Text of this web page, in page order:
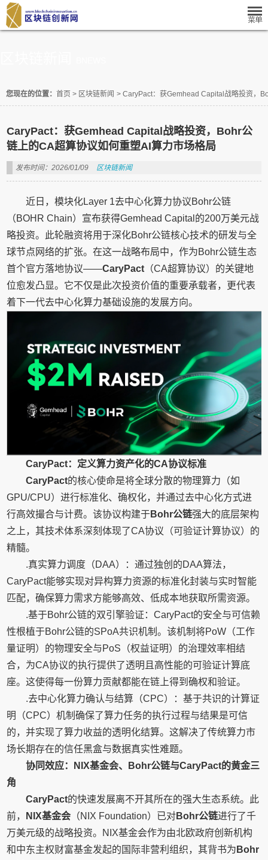
您现在的位置： 首页 > 区块链新闻 > CaryPact：获Gemhead Capital战略投资，
CaryPact：获Gemhead Capital战略投资，Bohr公
链上的CA超算协议如何重塑AI算力市场格局
发布时间：2026/01/09 区块链新闻
近日，模块化Layer 1去中心化算力协议Bohr公链
（BOHR Chain）宣布获得Gemhead Capital的200万美元战
略投资。此轮融资将用于深化Bohr公链核心技术的研发与全
球节点网络的扩张。在这一战略布局中，作为Bohr公链生态
首个官方落地协议——CaryPact （CA超算协议）的关键地
位愈发凸显。它不仅是此次投资价值的重要承载者，更代表
着下一代去中心化算力基础设施的发展方向。
CaryPact：定义算力资产化的CA协议标准
CaryPact的核心使命是将全球分散的物理算力（如
GPU/CPU）进行标准化、确权化，并通过去中心化方式进
行高效撮合与计费。该协议构建于Bohr公链强大的底层架构
之上，其技术体系深刻体现了CA协议（可验证计算协议）的
精髓。
.真实算力调度（DAA）：通过独创的DAA算法，
CaryPact能够实现对异构算力资源的标准化封装与实时智能
匹配，确保算力需求方能够高效、低成本地获取所需资源。
.基于Bohr公链的双引擎验证：CaryPact的安全与可信赖
性根植于Bohr公链的SPoA共识机制。该机制将PoW（工作
量证明）的物理安全与PoS（权益证明）的治理效率相结
合，为CA协议的执行提供了透明且高性能的可验证计算底
座。这使得每一份算力贡献都能在链上得到确权和验证。
.去中心化算力确认与结算（CPC）：基于共识的计算证
明（CPC）机制确保了算力任务的执行过程与结果是可信
的，并实现了算力收益的透明化结算。这解决了传统算力市
场长期存在的信任黑盒与数据真实性难题。
协同效应：NIX基金会、Bohr公链与CaryPact的黄金三
角
CaryPact的快速发展离不开其所在的强大生态系统。此
前，
NIX基金会 （NIX Foundation）已对Bohr公链进行了千
万美元级的战略投资。NIX基金会作为由北欧政府创新机构
和中东主权财富基金发起的国际非营利组织，其背书为 Bohr